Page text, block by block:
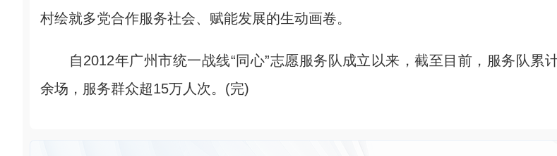
村绘就多党合作服务社会、赋能发展的生动画卷。
自2012年广州市统一战线“同心”志愿服务队成立以来，截至目前，服务队累
余场，服务群众超15万人次。(完)